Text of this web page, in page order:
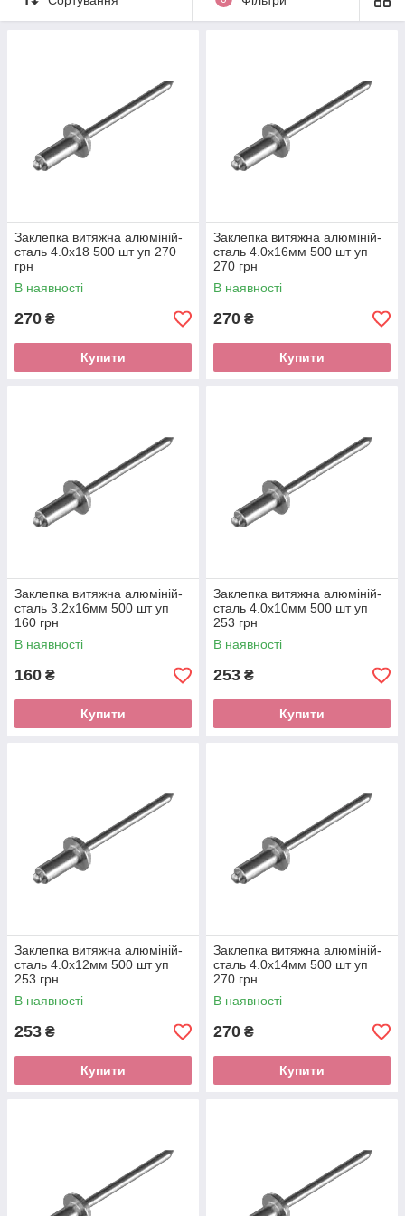
Заклепка витяжна алюміній-
сталь 4.0х18 500 шт уп 270
грн
В наявності
270 ₴
Купити
Заклепка витяжна алюміній-
сталь 4.0х16мм 500 шт уп
270 грн
В наявності
270 ₴
Купити
Заклепка витяжна алюміній-
сталь 3.2х16мм 500 шт уп
160 грн
В наявності
160 ₴
Купити
Заклепка витяжна алюміній-
сталь 4.0х10мм 500 шт уп
253 грн
В наявності
253 ₴
Купити
Заклепка витяжна алюміній-
сталь 4.0х12мм 500 шт уп
253 грн
В наявності
253 ₴
Купити
Заклепка витяжна алюміній-
сталь 4.0х14мм 500 шт уп
270 грн
В наявності
270 ₴
Купити